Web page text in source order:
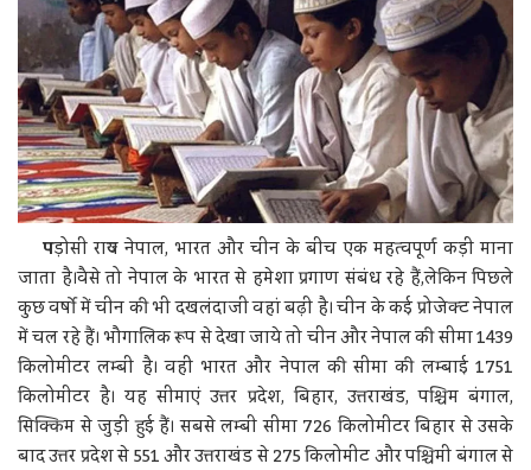
पड़ोसी राज्य नेपाल, भारत और चीन के बीच एक महत्वपूर्ण कड़ी माना
जाता है।वैसे तो नेपाल के भारत से हमेशा प्रगाण संबंध रहे हैं,लेकिन पिछले
कुछ वर्षो में चीन की भी दखलंदाजी वहां बढ़ी है। चीन के कई प्रोजेक्ट नेपाल
में चल रहे हैं। भौगालिक रूप से देखा जाये तो चीन और नेपाल की सीमा 1439
किलोमीटर लम्बी है। वहीं भारत और नेपाल की सीमा की लम्बाई 1751
किलोमीटर है। यह सीमाएं उत्तर प्रदेश, बिहार, उत्तराखंड, पश्चिम बंगाल,
सिक्किम से जुड़ी हुई हैं। सबसे लम्बी सीमा 726 किलोमीटर बिहार से उसके
बाद उत्तर प्रदेश से 551 और उत्तराखंड से 275 किलोमीट और पश्चिमी बंगाल से